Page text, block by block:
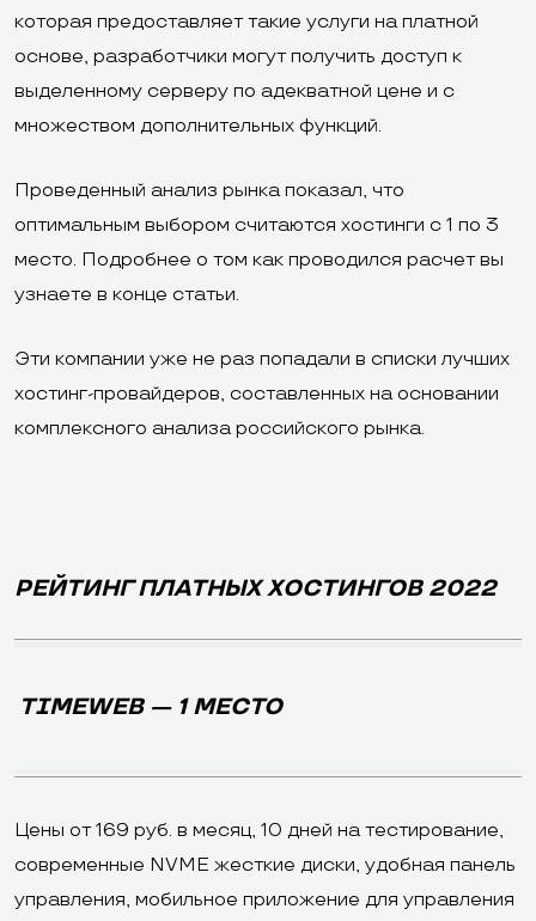
которая предоставляет такие услуги на платной
основе, разработчики могут получить доступ к
выделенному серверу по адекватной цене и с
множеством дополнительных функций.
Проведенный анализ рынка показал, что
оптимальным выбором считаются хостинги с 1 по 3
место. Подробнее о том как проводился расчет вы
узнаете в конце статьи.
Эти компании уже не раз попадали в списки лучших
хостинг-провайдеров, составленных на основании
комплексного анализа российского рынка.
РЕЙТИНГ ПЛАТНЫХ ХОСТИНГОВ 2022
TIMEWEB — 1 МЕСТО
Цены от 169 руб. в месяц, 10 дней на тестирование,
современные NVME жесткие диски, удобная панель
управления, мобильное приложение для управления